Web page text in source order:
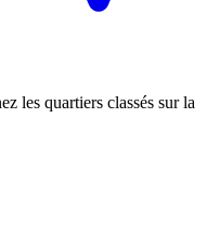
les quartiers classés sur la